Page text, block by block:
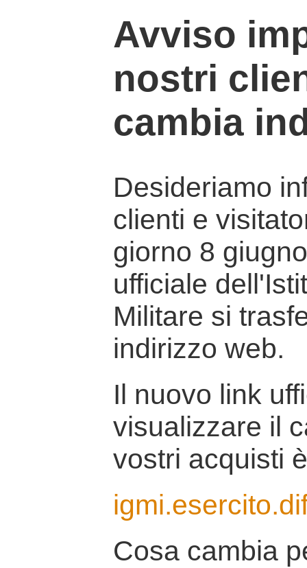
Avviso
nostri
cambia
Desideriamo
clienti e
giorno 8
ufficiale
Militare si
indirizzo web.
Il nuovo link
visualizzare il
vostri acquisti
Cosa cambia